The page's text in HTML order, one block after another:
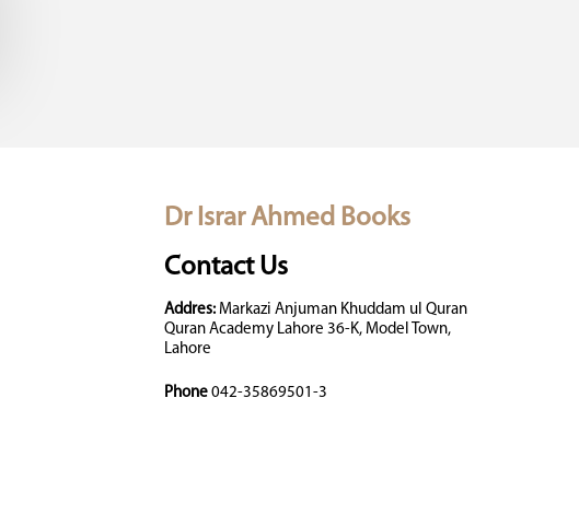
Dr Israr Ahmed Books
Contact Us
Addres:Markazi Anjuman Khuddam ul Quran
Quran Academy Lahore 36-K, Model Town,
Lahore
Phone 042-35869501-3